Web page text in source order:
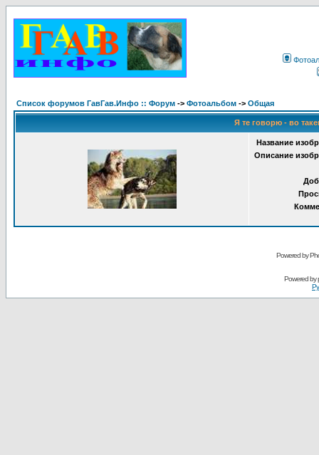
Список форумов ГавГав.Инфо :: Форум -> Фотоальбом -> Общая
Я те говорю - во
Название
Описание
Powered by
Powered by